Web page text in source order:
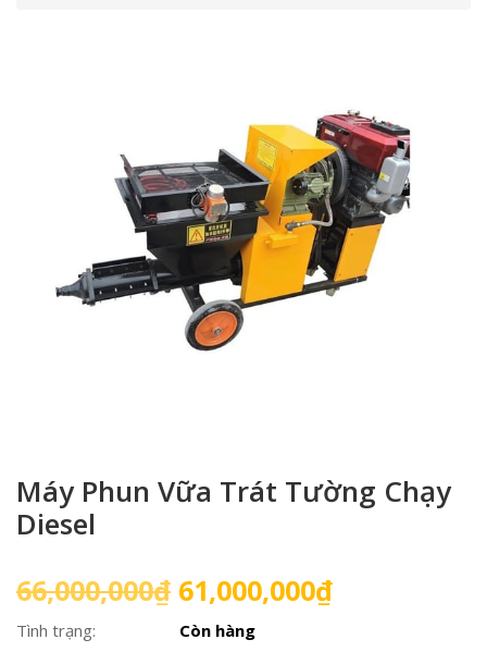
Máy Phun Vữa Trát Tường Chạy
Diesel
66,000,000₫ Giá
gốc
là:
61,000,000₫Giá
Tình trạng:
Còn hàng